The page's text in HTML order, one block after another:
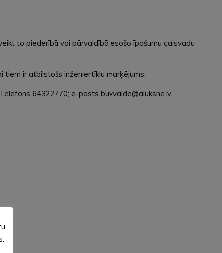
to piederībā vai pārvaldībā esošo īpašumu gaisvadu
tiem ir atbilstošs inženiertīklu marķējums.
64322770; e-pasts buvvalde@aluksne.lv.